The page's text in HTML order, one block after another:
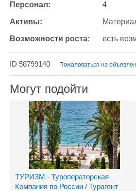
Персонал: 4
Активы:
Возможности роста: есть
ID 58799140 Пожаловаться на
Могут подойти
ТУРИЗМ - Туроператорская
Компания по России / Турагент